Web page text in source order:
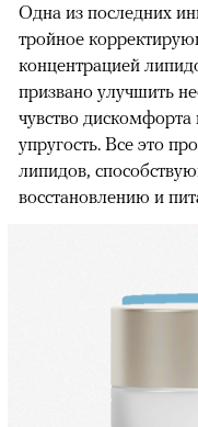
Одна из последних
тройное
концентрацией
призвано улучшить
чувство дискомфорта
упругость. Все это
липидов,
восстановлению и